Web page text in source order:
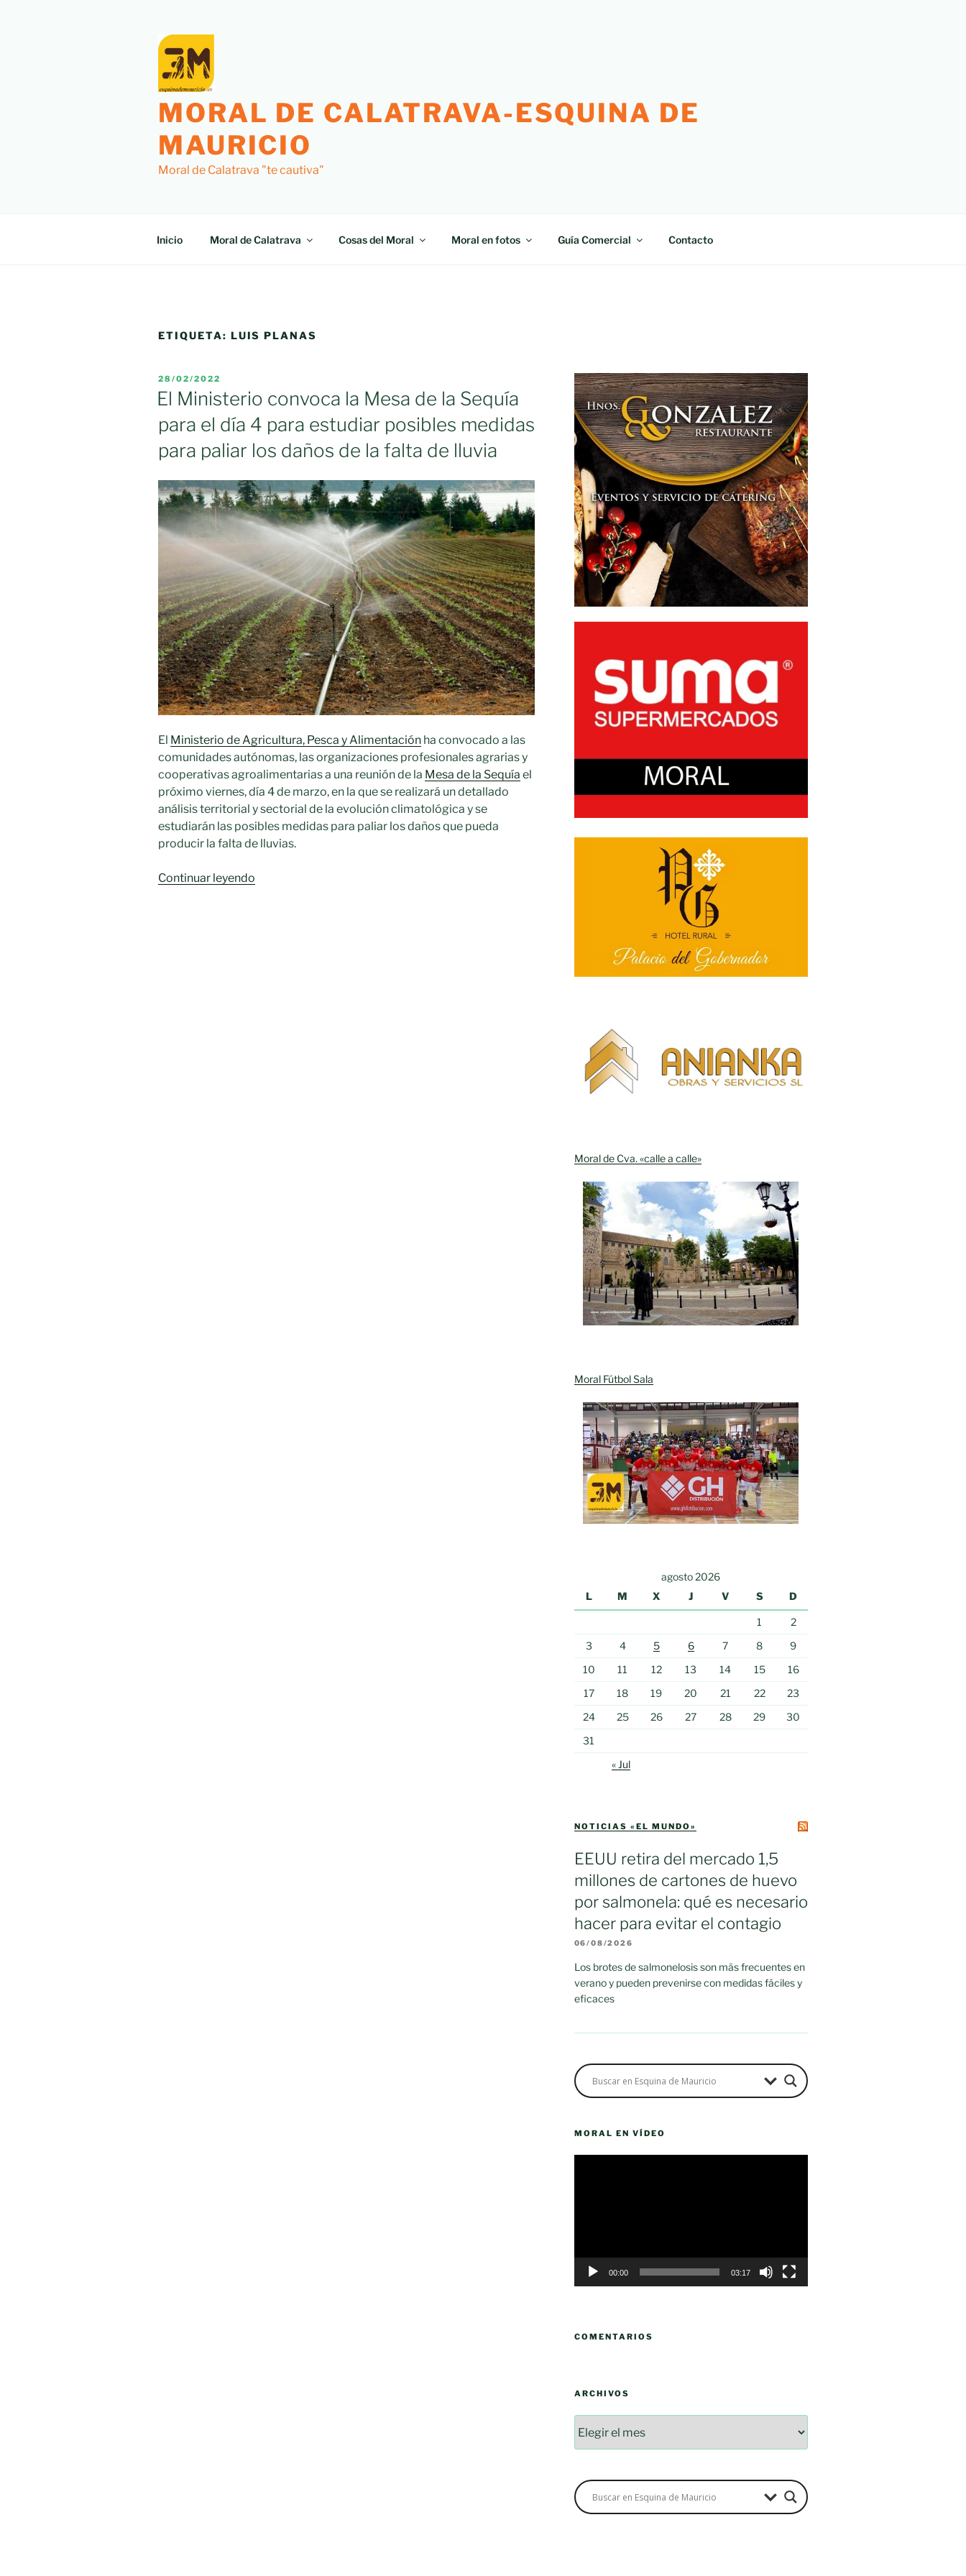
MORAL DE CALATRAVA-ESQUINA DE
MAURICIO
Moral de Calatrava "te cautiva"
Inicio Moral de Calatrava Cosas del Moral Moral en fotos Guía Comercial Contacto
ETIQUETA: LUIS PLANAS
PUBLICADO
EL
28/02/2022
El Ministerio convoca la Mesa de la Sequía
para el día 4 para estudiar posibles medidas
para paliar los daños de la falta de lluvia
El Ministerio de Agricultura, Pesca y Alimentación ha convocado a las
comunidades autónomas, las organizaciones profesionales agrarias y
cooperativas agroalimentarias a una reunión de la Mesa de la Sequía el
próximo viernes, día 4 de marzo, en la que se realizará un detallado
análisis territorial y sectorial de la evolución climatológica y se
estudiarán las posibles medidas para paliar los daños que pueda
producir la falta de lluvias.
Continuar leyendo
Moral de Cva. «calle a calle»
Moral Fútbol Sala
agosto 2026
L
M X J V S D
1
2
3
4 5 6 7 8
9
10
11 12 13 14 15
16
17
18 19 20 21 22
23
24
25 26 27 28 29
30
31
« Jul
NOTICIAS «EL MUNDO»
EEUU retira del mercado 1,5
millones de cartones de huevo
por salmonela: qué es necesario
hacer para evitar el contagio
06/08/2026
Los brotes de salmonelosis son más frecuentes en
verano y pueden prevenirse con medidas fáciles y
eficaces
MORAL EN VÍDEO
00:00 03:17
COMENTARIOS
ARCHIVOS